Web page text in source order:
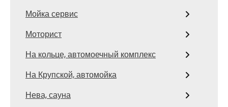
Мойка сервис
Моторист
На кольце, автомоечный комплекс
На Крупской, автомойка
Нева, сауна